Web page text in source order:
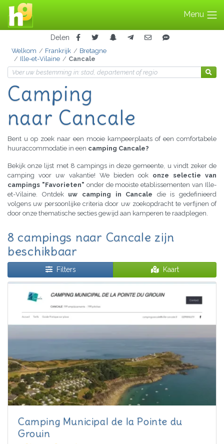
Menu
Delen
Welkom Frankrijk
Bretagne
Ille-et-Vilaine
Cancale
Camping
naar Cancale
Bent u op zoek naar een mooie kampeerplaats of een comfortabele
huuraccommodatie in een camping Cancale?
Bekijk onze lijst met 8 campings in deze gemeente, u vindt zeker de
camping voor uw vakantie! We bieden ook onze selectie van
campings "Favorieten" onder de mooiste etablissementen van Ille-
et-Vilaine. Ontdek uw camping in Cancale die is gedefinieerd
volgens uw persoonlijke criteria door uw zoekopdracht te verfijnen of
door onze thematische secties gewijd aan kamperen te raadplegen.
8 campings naar Cancale zijn
beschikbaar
Filters Kaart
Camping Municipal de la Pointe du
Grouin